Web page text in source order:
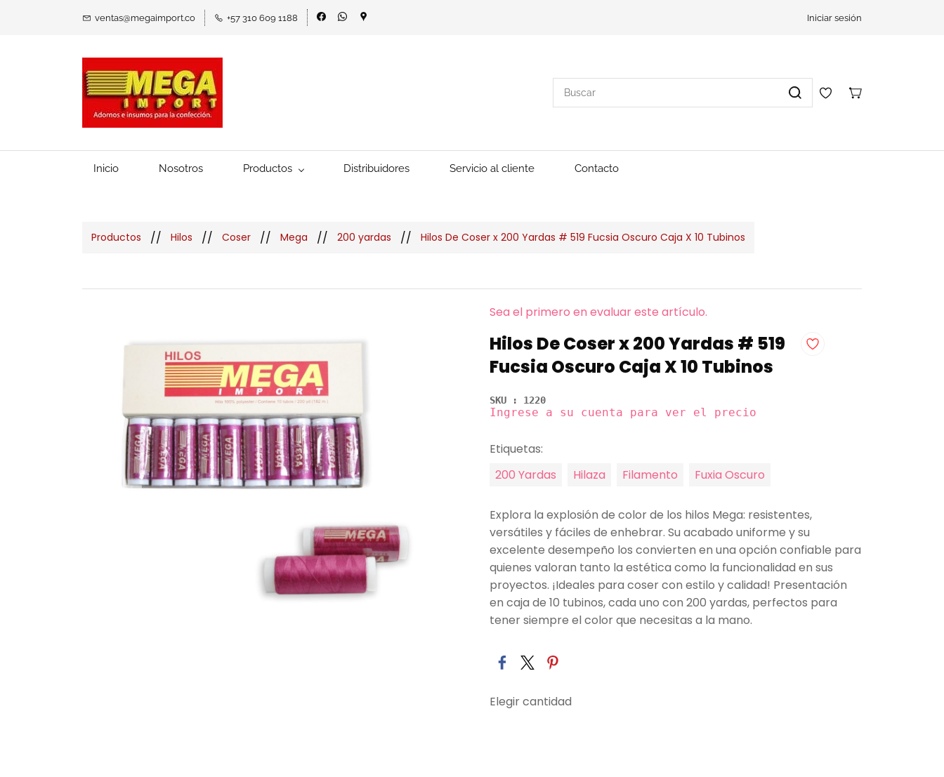
ventas@megaimport.co +57 310 609 1188 Iniciar sesión
Inicio Nosotros Productos Distribuidores Servicio al cliente Contacto
Productos // Hilos // Coser // Mega // 200 yardas // Hilos De Coser x 200 Yardas # 519 Fucsia Oscuro Caja X 10 Tubinos
Sea el primero en evaluar este artículo.
Hilos De Coser x 200 Yardas # 519
Fucsia Oscuro Caja X 10 Tubinos
SKU : 1220
Ingrese a su cuenta para ver el precio
Etiquetas:
200 Yardas
Hilaza Filamento Fuxia Oscuro
Explora la explosión de color de los hilos Mega: resistentes,
versátiles y fáciles de enhebrar. Su acabado uniforme y su
excelente desempeño los convierten en una opción confiable para
quienes valoran tanto la estética como la funcionalidad en sus
proyectos. ¡Ideales para coser con estilo y calidad! Presentación
en caja de 10 tubinos, cada uno con 200 yardas, perfectos para
tener siempre el color que necesitas a la mano.
Elegir cantidad